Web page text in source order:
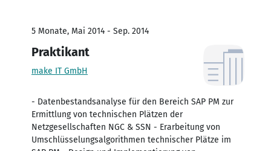
5 Monate, Mai 2014 - Sep. 2014
Praktikant
make IT GmbH
- Datenbestandsanalyse für den Bereich SAP PM zur
Ermittlung von technischen Plätzen der
Netzgesellschaften NGC & SSN - Erarbeitung von
Umschlüsselungsalgorithmen technischer Plätze im